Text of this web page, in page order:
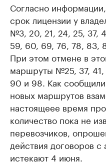
Согласно
срок лицензии у
№3, 20, 21, 24, 25, 37,
59, 60, 69, 76, 78, 83,
При этом отмене в
маршруты №25, 37,
90 и 98. Как
новых маршрутов
настоящеее время
количество пока не
перевозчиков,
действия договоров
истекают 4 июня.